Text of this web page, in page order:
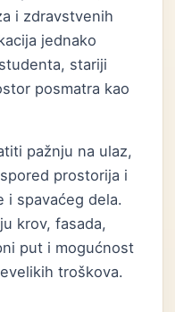
i zdravstvenih
jednako
stariji
posmatra kao
pažnju na ulaz,
prostorija i
i spavaćeg dela.
krov, fasada,
put i mogućnost
troškova.